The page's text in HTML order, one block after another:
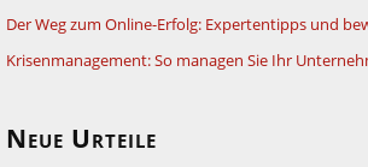
Der Weg zum Online-Erfolg: Expertentipps und
Krisenmanagement: So managen Sie Ihr
Neue Urteile